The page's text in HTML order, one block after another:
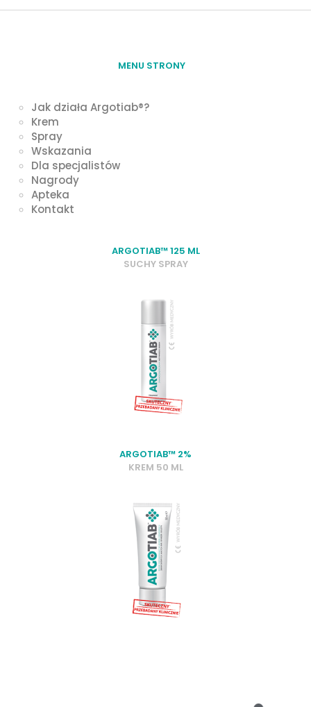
MENU STRONY
Jak działa Argotiab®?
Krem
Spray
Wskazania
Dla specjalistów
Nagrody
Apteka
Kontakt
ARGOTIAB™ 125 ML
SUCHY SPRAY
ARGOTIAB™ 2%
KREM 50 ML